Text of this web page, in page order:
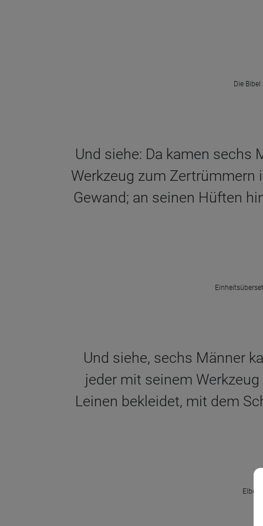
Die
Und siehe: Da kamen sechs
Werkzeug zum Zertrümmern
Gewand; an seinen Hüften
Und siehe, sechs Männer
jeder mit seinem
Leinen bekleidet, mit dem